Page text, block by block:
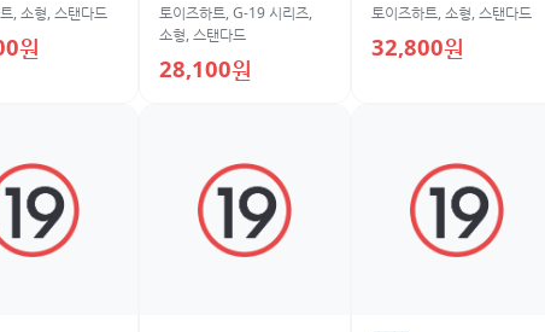
,소형,스탠다드
원
토이즈하트,G-19 시리즈,
소형,스탠다드
28,100원
토이즈하트,소형,스탠다드
32,800원